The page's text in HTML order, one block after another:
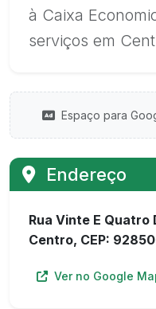
à Caixa
serviços em
Espaço para
Endereço
Rua Vinte E Quatro
Centro, CEP:
Ver no Google